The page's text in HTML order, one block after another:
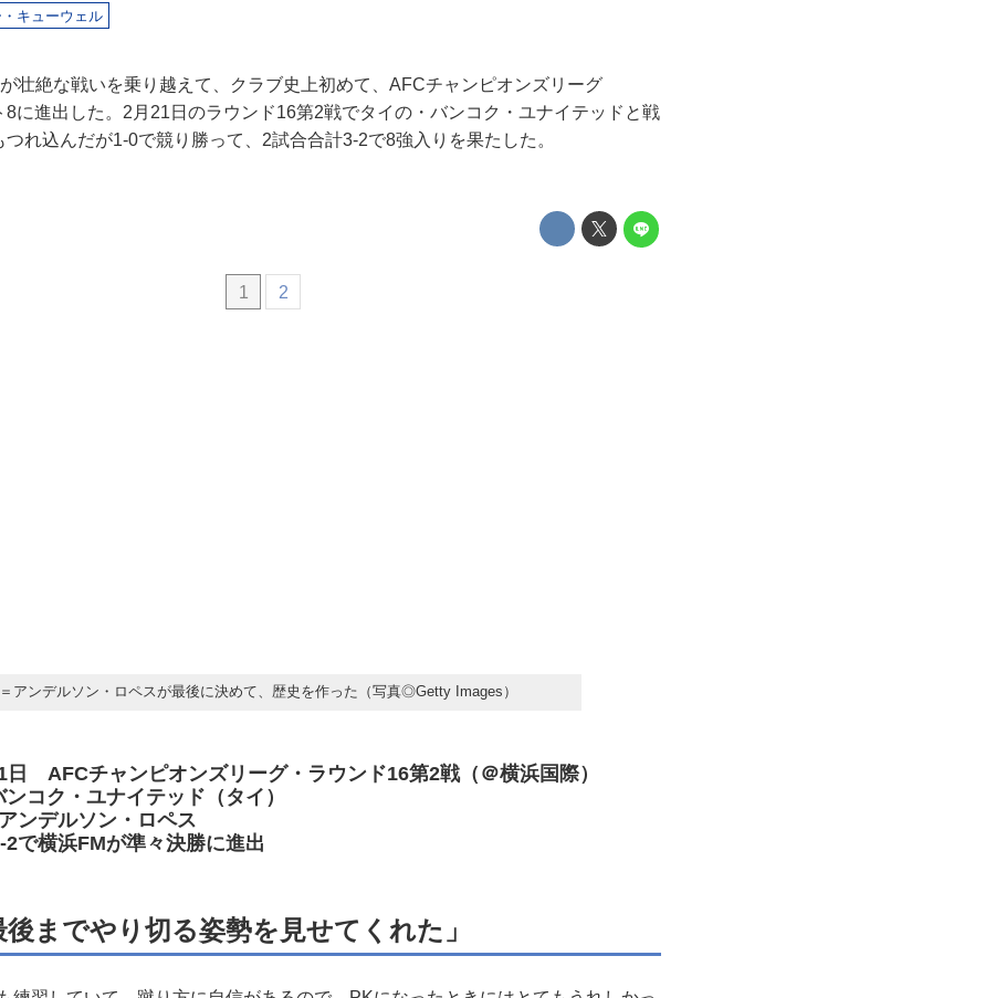
キューウェル
壮絶な戦いを乗り越えて、クラブ史上初めて、AFCチャンピオンズリーグ
8に進出した。2月21日のラウンド16第2戦でタイの・バンコク・ユナイテッドと戦
れ込んだが1-0で競り勝って、2試合合計3-2で8強入りを果たした。
1 2
アンデルソン・ロペスが最後に決めて、歴史を作った（写真◎Getty Images）
日 AFCチャンピオンズリーグ・ラウンド16第2戦（＠横浜国際）
コク・ユナイテッド（タイ）
ンデルソン・ロペス
で横浜FMが準々決勝に進出
後までやり切る姿勢を見せてくれた」